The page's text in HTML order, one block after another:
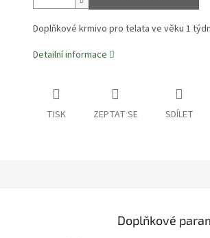
Doplňkové krmivo pro telata ve věku 1
Detailní informace
TISK ZEPTAT SE SDÍLET
Doplňkové